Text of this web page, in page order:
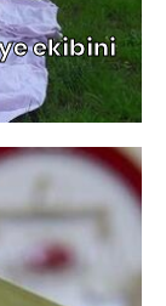
ekibini